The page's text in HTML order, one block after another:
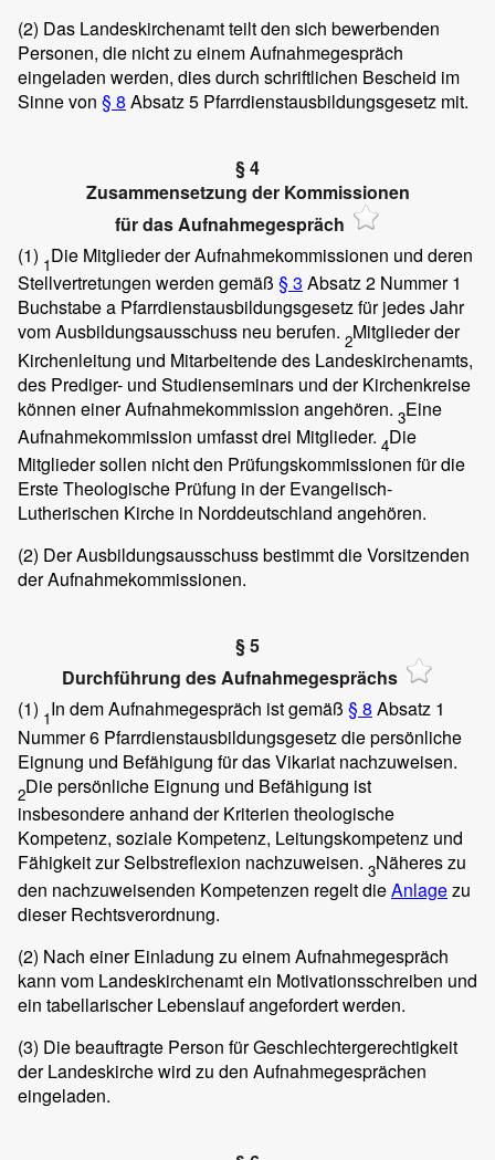
(2) Das Landeskirchenamt teilt den sich bewerbenden
Personen, die nicht zu einem Aufnahmegespräch
eingeladen werden, dies durch schriftlichen Bescheid im
Sinne von § 8 Absatz 5 Pfarrdienstausbildungsgesetz mit.
§ 4
Zusammensetzung der Kommissionen
für das Aufnahmegespräch
(1) 1Die Mitglieder der Aufnahmekommissionen und deren
Stellvertretungen werden gemäß § 3 Absatz 2 Nummer 1
Buchstabe a Pfarrdienstausbildungsgesetz für jedes Jahr
vom Ausbildungsausschuss neu berufen. 2Mitglieder der
Kirchenleitung und Mitarbeitende des Landeskirchenamts,
des Prediger- und Studienseminars und der Kirchenkreise
können einer Aufnahmekommission angehören. 3Eine
Aufnahmekommission umfasst drei Mitglieder. 4Die
Mitglieder sollen nicht den Prüfungskommissionen für die
Erste Theologische Prüfung in der Evangelisch-
Lutherischen Kirche in Norddeutschland angehören.
(2) Der Ausbildungsausschuss bestimmt die Vorsitzenden
der Aufnahmekommissionen.
§ 5
Durchführung des Aufnahmegesprächs
(1) 1In dem Aufnahmegespräch ist gemäß § 8 Absatz 1
Nummer 6 Pfarrdienstausbildungsgesetz die persönliche
Eignung und Befähigung für das Vikariat nachzuweisen.
2Die persönliche Eignung und Befähigung ist
insbesondere anhand der Kriterien theologische
Kompetenz, soziale Kompetenz, Leitungskompetenz und
Fähigkeit zur Selbstreflexion nachzuweisen. 3Näheres zu
den nachzuweisenden Kompetenzen regelt dieAnlagezu
dieser Rechtsverordnung.
(2) Nach einer Einladung zu einem Aufnahmegespräch
kann vom Landeskirchenamt ein Motivationsschreiben und
ein tabellarischer Lebenslauf angefordert werden.
(3) Die beauftragte Person für Geschlechtergerechtigkeit
der Landeskirche wird zu den Aufnahmegesprächen
eingeladen.